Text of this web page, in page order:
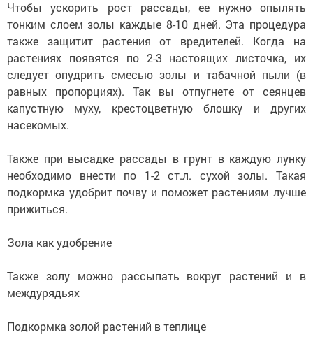
Чтобы ускорить рост рассады, ее нужно опылять
тонким слоем золы каждые 8-10 дней. Эта процедура
также защитит растения от вредителей. Когда на
растениях появятся по 2-3 настоящих листочка, их
следует опудрить смесью золы и табачной пыли (в
равных пропорциях). Так вы отпугнете от сеянцев
капустную муху, крестоцветную блошку и других
насекомых.
Также при высадке рассады в грунт в каждую лунку
необходимо внести по 1-2 ст.л. сухой золы. Такая
подкормка удобрит почву и поможет растениям лучше
прижиться.
Зола как удобрение
Также золу можно рассыпать вокруг растений и в
междурядьях
Подкормка золой растений в теплице